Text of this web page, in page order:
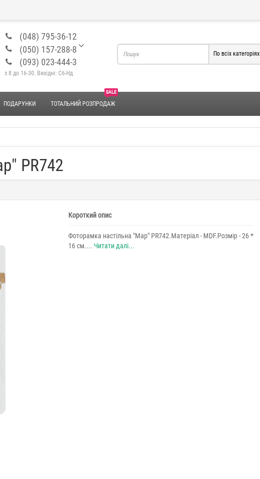
(048) 795-36-12
(050) 157-288-8
(093) 023-444-3
з 8 до 16-30. Вихідні: Сб-Нд
По всіх категоріях
ПОДАРУНКИ
SALE
ТОТАЛЬНИЙ РОЗПРОДАЖ
PR742
Короткий опис
Фоторамка настільна "Map" PR742.Матеріал - MDF.Розмір - 26 *
16 см.... Читати далі...